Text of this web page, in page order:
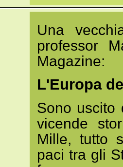
Una
professor
Magazine:
L'Europa
Sono uscito
vicende
Mille, tutto
paci tra gli